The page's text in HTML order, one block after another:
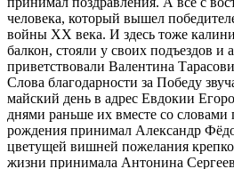
человека, который вышел
войны XX века. И здесь тоже
балкон, стояли у своих подъездов и
приветствовали Валентина
Слова благодарности за Победу
майский день в адрес Евдокии
днями раньше их вместе со
рождения принимал Александр
цветущей вишней пожелания
жизни принимала Антонина